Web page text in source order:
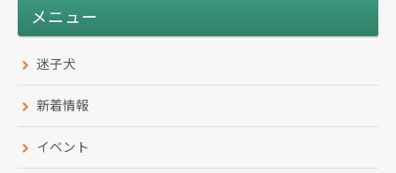
メニュー
迷子犬
新着情報
イベント